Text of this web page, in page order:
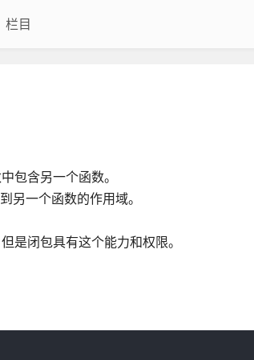
栏目
包含另一个函数。
另一个函数的作用域。
是闭包具有这个能力和权限。